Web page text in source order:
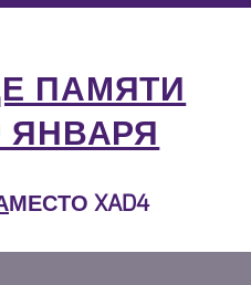
ПАМЯТИ
ЯНВАРЯ
МЕСТО XAD4